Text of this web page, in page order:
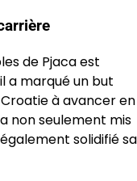
de Pjaca est
il a marqué un but
à avancer en
non seulement mis
solidifié sa